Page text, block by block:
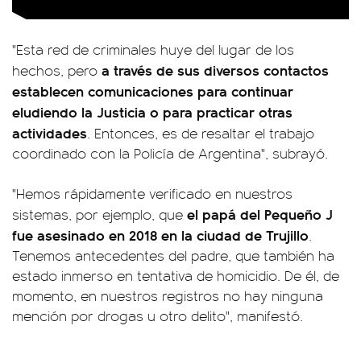
"Esta red de criminales huye del lugar de los
hechos, pero a través de sus diversos contactos
establecen comunicaciones para continuar
eludiendo la Justicia o para practicar otras
actividades. Entonces, es de resaltar el trabajo
coordinado con la Policía de Argentina", subrayó.
"Hemos rápidamente verificado en nuestros
sistemas, por ejemplo, que el papá del Pequeño J
fue asesinado en 2018 en la ciudad de Trujillo.
Tenemos antecedentes del padre, que también ha
estado inmerso en tentativa de homicidio. De él, de
momento, en nuestros registros no hay ninguna
mención por drogas u otro delito", manifestó.